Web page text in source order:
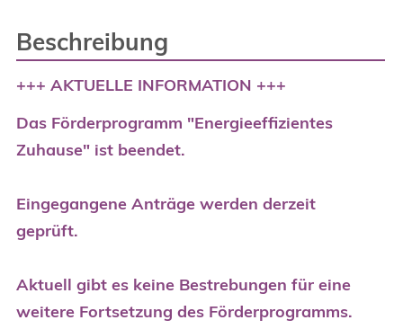
Beschreibung
+++ AKTUELLE INFORMATION +++
Das Förderprogramm "Energieeffizientes
Zuhause" ist beendet.
Eingegangene Anträge werden derzeit
geprüft.
Aktuell gibt es keine Bestrebungen für eine
weitere Fortsetzung des Förderprogramms.